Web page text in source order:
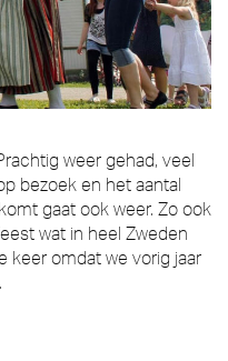
weer gehad, veel
bezoek en het aantal
gaat ook weer. Zo ook
wat in heel Zweden
keer omdat we vorig jaar